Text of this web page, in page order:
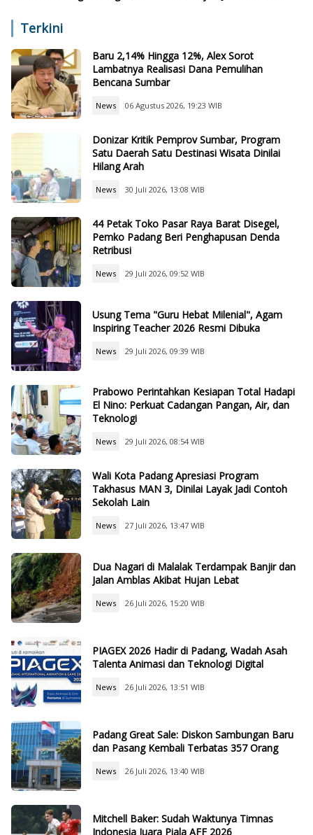
Terkini
Baru 2,14% Hingga 12%, Alex Sorot
Lambatnya Realisasi Dana Pemulihan
Bencana Sumbar
News 06 Agustus 2026, 19:23 WIB
Donizar Kritik Pemprov Sumbar, Program
Satu Daerah Satu Destinasi Wisata Dinilai
Hilang Arah
News 30 Juli 2026, 13:08 WIB
44 Petak Toko Pasar Raya Barat Disegel,
Pemko Padang Beri Penghapusan Denda
Retribusi
News 29 Juli 2026, 09:52 WIB
Usung Tema "Guru Hebat Milenial", Agam
Inspiring Teacher 2026 Resmi Dibuka
News 29 Juli 2026, 09:39 WIB
Prabowo Perintahkan Kesiapan Total Hadapi
El Nino: Perkuat Cadangan Pangan, Air, dan
Teknologi
News 29 Juli 2026, 08:54 WIB
Wali Kota Padang Apresiasi Program
Takhasus MAN 3, Dinilai Layak Jadi Contoh
Sekolah Lain
News 27 Juli 2026, 13:47 WIB
Dua Nagari di Malalak Terdampak Banjir dan
Jalan Amblas Akibat Hujan Lebat
News 26 Juli 2026, 15:20 WIB
PIAGEX 2026 Hadir di Padang, Wadah Asah
Talenta Animasi dan Teknologi Digital
News 26 Juli 2026, 13:51 WIB
Padang Great Sale: Diskon Sambungan Baru
dan Pasang Kembali Terbatas 357 Orang
News 26 Juli 2026, 13:40 WIB
Mitchell Baker: Sudah Waktunya Timnas
Indonesia Juara Piala AFF 2026